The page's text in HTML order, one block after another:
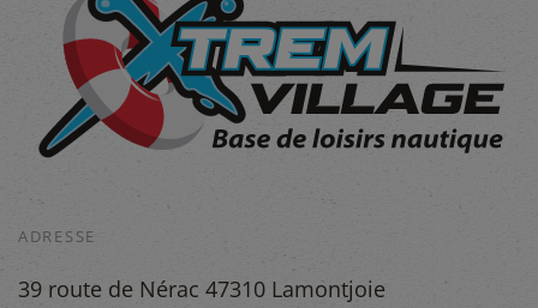
ADRESSE
39 route de Nérac 47310 Lamontjoie